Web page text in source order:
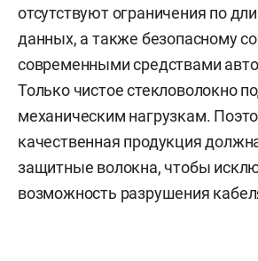
отсутствуют ограничения по
данных, а также безопасному
современными средствами
Только чистое стекловолокно
механическим нагрузкам.
качественная продукция
защитные волокна, чтобы
возможность разрушения